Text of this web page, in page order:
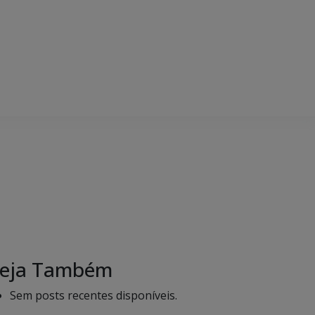
Também
Sem posts recentes disponíveis.